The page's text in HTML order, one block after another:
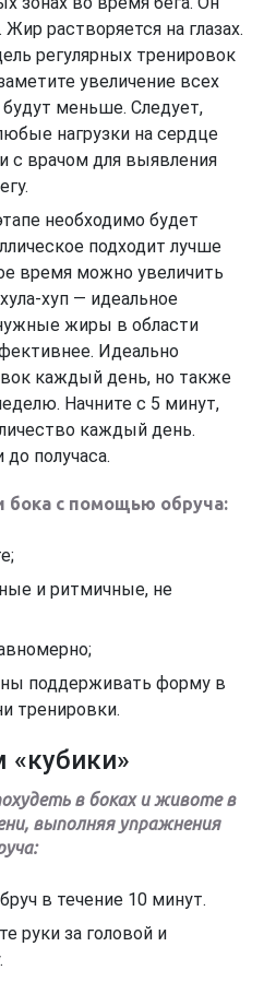
растворяется на глазах.
регулярных тренировок
увеличение всех
меньше. Следует,
нагрузки на сердце
с врачом для выявления
необходимо будет
подходит лучше
время можно увеличить
хуп — идеальное
жиры в области
Идеально
каждый день, но также
Начните с 5 минут,
каждый день.
получаса.
бока с помощью обруча:
и ритмичные, не
поддерживать форму в
тренировки.
«кубики»
в боках и животе в
выполняя упражнения
в течение 10 минут.
руки за головой и